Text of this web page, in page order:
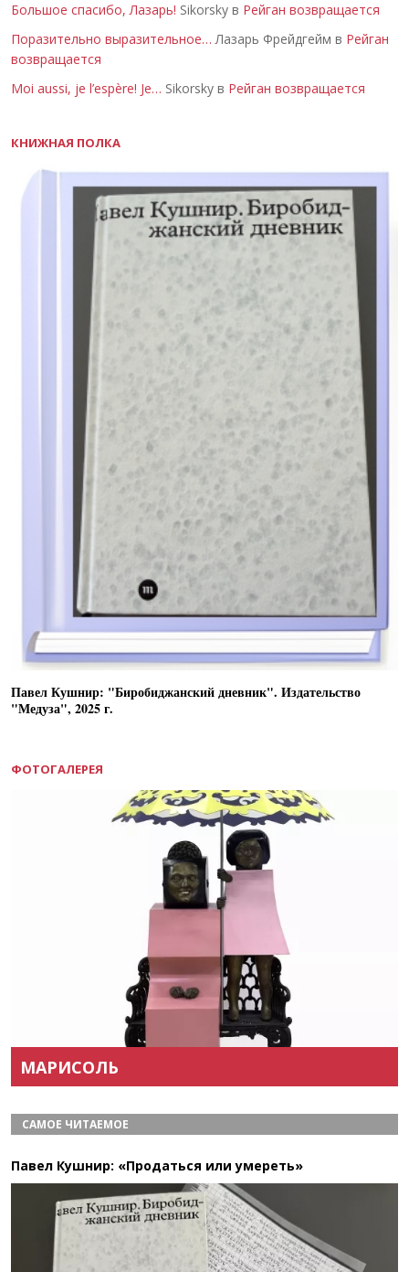
Большое спасибо, Лазарь! Sikorsky в Рейган возвращается
Поразительно выразительное… Лазарь Фрейдгейм в Рейган
возвращается
Moi aussi, je l’espère! Je… Sikorsky в Рейган возвращается
КНИЖНАЯ ПОЛКА
Павел Кушнир: "Биробиджанский дневник". Издательство
"Медуза", 2025 г.
ФОТОГАЛЕРЕЯ
МАРИСОЛЬ
САМОЕ ЧИТАЕМОЕ
Павел Кушнир: «Продаться или умереть»